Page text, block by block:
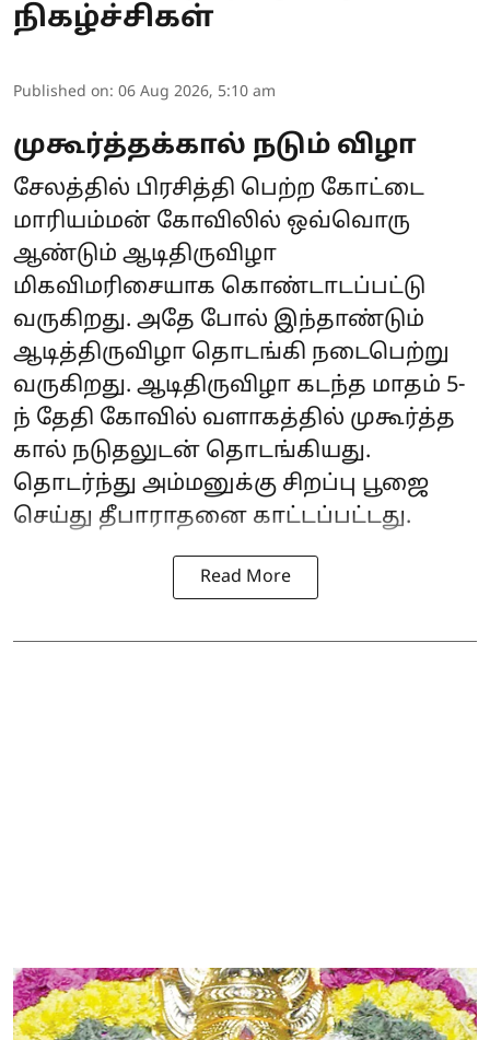
நிகழ்ச்சிகள்
Published on: 06 Aug 2026, 5:10 am
முகூர்த்தக்கால் நடும் விழா
சேலத்தில் பிரசித்தி பெற்ற கோட்டை
மாரியம்மன் கோவிலில் ஒவ்வொரு
ஆண்டும் ஆடிதிருவிழா
மிகவிமரிசையாக கொண்டாடப்பட்டு
வருகிறது. அதே போல் இந்தாண்டும்
ஆடித்திருவிழா தொடங்கி நடைபெற்று
வருகிறது. ஆடிதிருவிழா கடந்த மாதம் 5-
ந் தேதி கோவில் வளாகத்தில் முகூர்த்த
கால் நடுதலுடன் தொடங்கியது.
தொடர்ந்து அம்மனுக்கு சிறப்பு பூஜை
செய்து தீபாராதனை காட்டப்பட்டது.
Read More